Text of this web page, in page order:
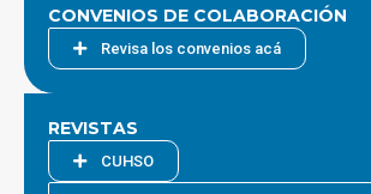
CONVENIOS DE COLABORACIÓN
Revisa los convenios acá
REVISTAS
CUHSO